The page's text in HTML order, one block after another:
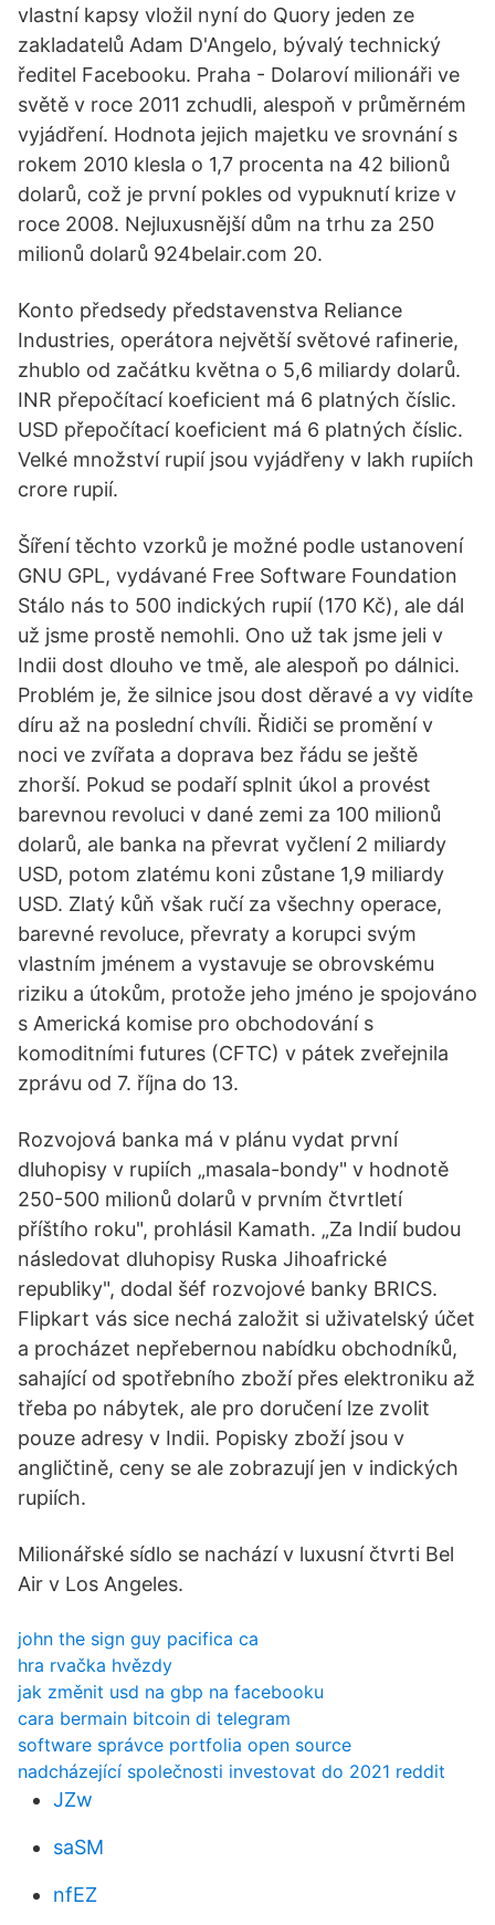
vlastní kapsy vložil nyní do Quory jeden ze
zakladatelů Adam D'Angelo, bývalý technický
ředitel Facebooku. Praha - Dolaroví milionáři ve
světě v roce 2011 zchudli, alespoň v průměrném
vyjádření. Hodnota jejich majetku ve srovnání s
rokem 2010 klesla o 1,7 procenta na 42 bilionů
dolarů, což je první pokles od vypuknutí krize v
roce 2008. Nejluxusnější dům na trhu za 250
milionů dolarů 924belair.com 20.
Konto předsedy představenstva Reliance
Industries, operátora největší světové rafinerie,
zhublo od začátku května o 5,6 miliardy dolarů.
INR přepočítací koeficient má 6 platných číslic.
USD přepočítací koeficient má 6 platných číslic.
Velké množství rupií jsou vyjádřeny v lakh rupiích
crore rupií.
Šíření těchto vzorků je možné podle ustanovení
GNU GPL, vydávané Free Software Foundation
Stálo nás to 500 indických rupií (170 Kč), ale dál
už jsme prostě nemohli. Ono už tak jsme jeli v
Indii dost dlouho ve tmě, ale alespoň po dálnici.
Problém je, že silnice jsou dost děravé a vy vidíte
díru až na poslední chvíli. Řidiči se promění v
noci ve zvířata a doprava bez řádu se ještě
zhorší. Pokud se podaří splnit úkol a provést
barevnou revoluci v dané zemi za 100 milionů
dolarů, ale banka na převrat vyčlení 2 miliardy
USD, potom zlatému koni zůstane 1,9 miliardy
USD. Zlatý kůň však ručí za všechny operace,
barevné revoluce, převraty a korupci svým
vlastním jménem a vystavuje se obrovskému
riziku a útokům, protože jeho jméno je spojováno
s Americká komise pro obchodování s
komoditními futures (CFTC) v pátek zveřejnila
zprávu od 7. října do 13.
Rozvojová banka má v plánu vydat první
dluhopisy v rupiích „masala-bondy" v hodnotě
250-500 milionů dolarů v prvním čtvrtletí
příštího roku", prohlásil Kamath. „Za Indií budou
následovat dluhopisy Ruska Jihoafrické
republiky", dodal šéf rozvojové banky BRICS.
Flipkart vás sice nechá založit si uživatelský účet
a procházet nepřebernou nabídku obchodníků,
sahající od spotřebního zboží přes elektroniku až
třeba po nábytek, ale pro doručení lze zvolit
pouze adresy v Indii. Popisky zboží jsou v
angličtině, ceny se ale zobrazují jen v indických
rupiích.
Milionářské sídlo se nachází v luxusní čtvrti Bel
Air v Los Angeles.
john the sign guy pacifica ca
hra rvačka hvězdy
jak změnit usd na gbp na facebooku
cara bermain bitcoin di telegram
software správce portfolia open source
nadcházející společnosti investovat do 2021 reddit
JZw
saSM
nfEZ